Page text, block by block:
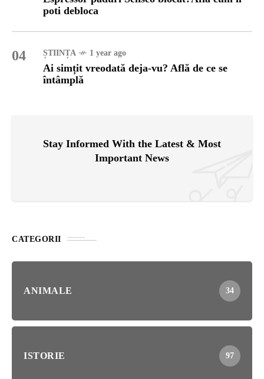
poti debloca
04 ȘTIINȚA 1 year ago
Ai simțit vreodată deja-vu? Află de ce se
întâmplă
Stay Informed With the Latest & Most
Important News
CATEGORII
ANIMALE 34
ISTORIE 97